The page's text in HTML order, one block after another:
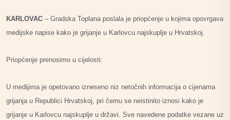
KARLOVAC – Gradska Toplana poslala je priopćenje u kojima opovrgava
medijske napise kako je grijanje u Karlovcu najskuplje u Hrvatskoj.
Priopćenje prenosimo u cijelosti:
U medijima je opetovano izneseno niz netočnih informacija o cijenama
grijanja u Republici Hrvatskoj, pri čemu se neistinito iznosi kako je
grijanje u Karlovcu najskuplje u državi. Sve navedene podatke vezane uz